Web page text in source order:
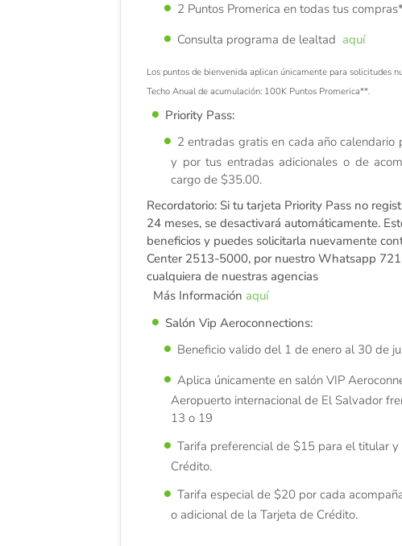
2 Puntos Promerica en todas tus
Consulta programa de lealtad aquí
Los puntos de bienvenida aplican únicamente para solicitudes
Techo Anual de acumulación: 100K Puntos Promerica**.
Priority Pass:
2 entradas gratis en cada año
y por tus entradas adicionales o de
cargo de $35.00.
Recordatorio: Si tu tarjeta Priority Pass no
24 meses, se desactivará automáticamente.
beneficios y puedes solicitarla nuevamente
Center 2513-5000, por nuestro Whatsapp
cualquiera de nuestras agencias
Más Información aquí
Salón Vip Aeroconnections:
Beneficio valido del 1 de enero al 30 de
Aplica únicamente en salón VIP
Aeropuerto internacional de El Salvador
13 o 19
Tarifa preferencial de $15 para el titular
Crédito.
Tarifa especial de $20 por cada
o adicional de la Tarjeta de Crédito.